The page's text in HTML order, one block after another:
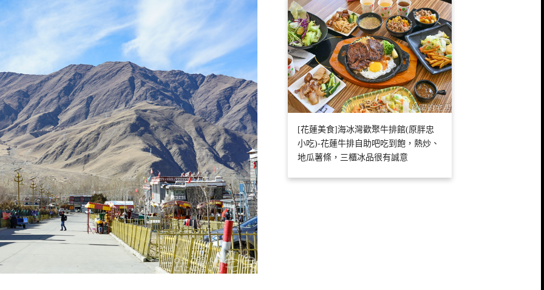
[花蓮美食]海冰灣歡聚牛排館(原胖忠
小吃)-花蓮牛排自助吧吃到飽，熱炒、
地瓜薯條，三櫃冰品很有誠意